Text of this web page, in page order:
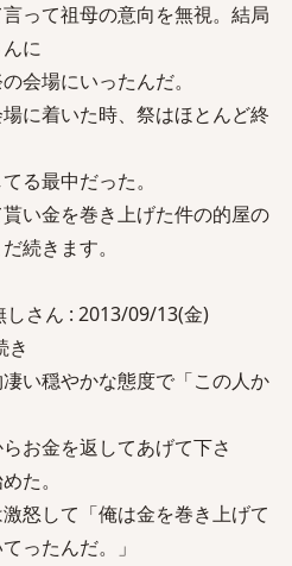
って祖母の意向を無視。結局
に
会場にいったんだ。
に着いた時、祭はほとんど終
る最中だった。
い金を巻き上げた件の的屋の
続きます。
さん : 2013/09/13(金)
き
い穏やかな態度で「この人か
お金を返してあげて下さ
た。
怒して「俺は金を巻き上げて
ったんだ。」